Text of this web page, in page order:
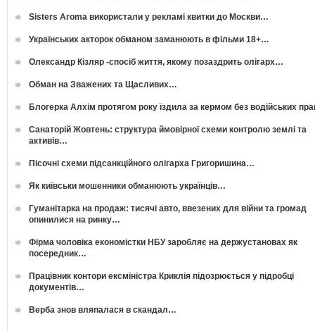
Sisters Aroma використали у рекламі квитки до Москви…
Українських акторок обманом заманюють в фільми 18+…
Олександр Кізляр -спосіб життя, якому позаздрить олігарх…
Обман на Зважених та Щасливих…
Блогерка Алхім протягом року їздила за кермом без водійських
Санаторій Жовтень: структура ймовірної схеми контролю землі та
активів…
Пісочні схеми підсанкційного олігарха Григоришина…
Як київськи мошенники обманюють українців…
Гуманітарка на продаж: тисячі авто, ввезених для війни та громад
опинилися на ринку…
Фірма чоловіка економістки НБУ заробляє на держустановах як
посередник…
Працівник контори ексміністра Криклія підозрюється у підробці
документів…
Верба знов вляпалася в скандал…